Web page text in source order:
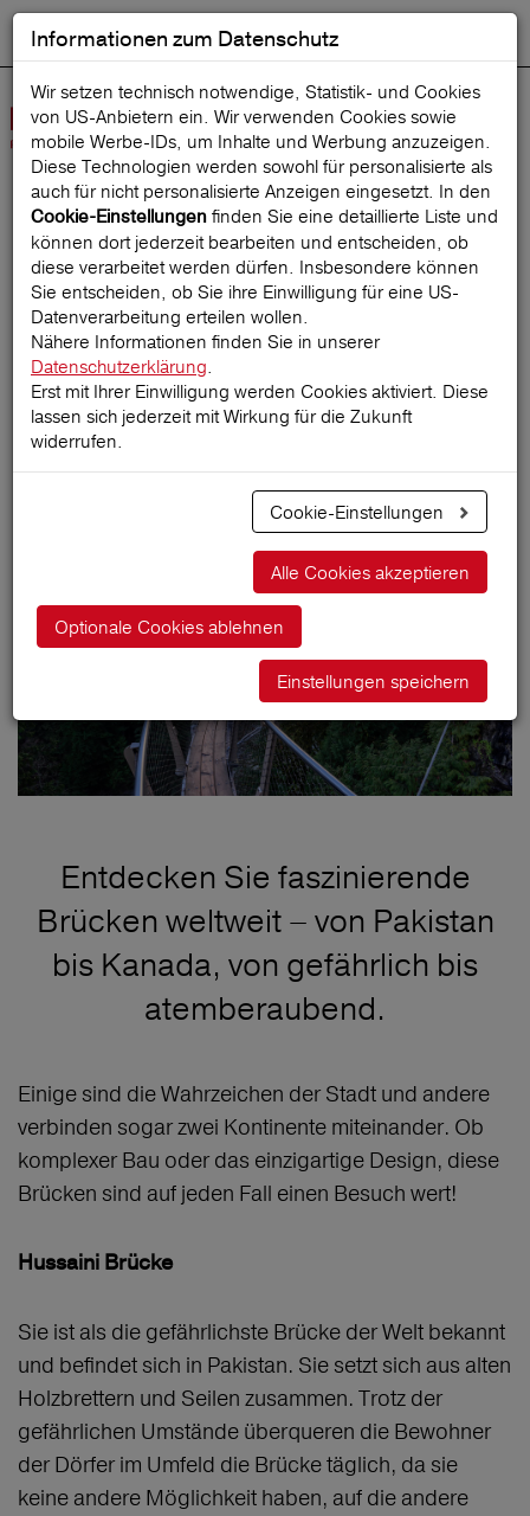
Suche starten
Startseite ReiseMagazin
Must see: Spektakuläre
Brücken weltweit
01.11.2018
Entdecken Sie faszinierende
Brücken weltweit – von Pakistan
bis Kanada, von gefährlich bis
atemberaubend.
Einige sind die Wahrzeichen der Stadt und andere
verbinden sogar zwei Kontinente miteinander. Ob
komplexer Bau oder das einzigartige Design, diese
Brücken sind auf jeden Fall einen Besuch wert!
Hussaini Brücke
Sie ist als die gefährlichste Brücke der Welt bekannt
und befindet sich in Pakistan. Sie setzt sich aus alten
Holzbrettern und Seilen zusammen. Trotz der
gefährlichen Umstände überqueren die Bewohner
der Dörfer im Umfeld die Brücke täglich, da sie
keine andere Möglichkeit haben, auf die andere
Informationen zum Datenschutz
Wir setzen technisch notwendige, Statistik- und Cookies
von US-Anbietern ein. Wir verwenden Cookies sowie
mobile Werbe‑IDs, um Inhalte und Werbung anzuzeigen.
Diese Technologien werden sowohl für personalisierte als
auch für nicht personalisierte Anzeigen eingesetzt. In den
Cookie-Einstellungen finden Sie eine detaillierte Liste und
können dort jederzeit bearbeiten und entscheiden, ob
diese verarbeitet werden dürfen. Insbesondere können
Sie entscheiden, ob Sie ihre Einwilligung für eine US-
Datenverarbeitung erteilen wollen.
Nähere Informationen finden Sie in unserer
Datenschutzerklärung.
Erst mit Ihrer Einwilligung werden Cookies aktiviert. Diese
lassen sich jederzeit mit Wirkung für die Zukunft
widerrufen.
Cookie-Einstellungen
Alle Cookies akzeptieren
Optionale Cookies ablehnen
Einstellungen speichern